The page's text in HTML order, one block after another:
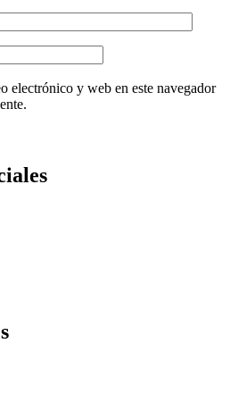
electrónico y web en este navegador